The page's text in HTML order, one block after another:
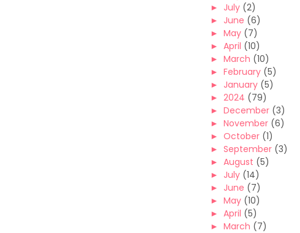
► July (2)
► June (6)
► May (7)
► April (10)
► March (10)
► February (5)
► January (5)
► 2024 (79)
► December (3)
► November (6)
► October (1)
► September (3)
► August (5)
► July (14)
► June (7)
► May (10)
► April (5)
► March (7)